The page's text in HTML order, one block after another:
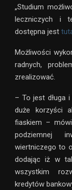
„Studium
leczniczych i
dostępna jest
Możliwości
radnych,
zrealizować.
– To jest długa
duże korzyści
fiaskiem –
podziemnej
wiertniczego to
dodając iż w
wszystkim
kredytów